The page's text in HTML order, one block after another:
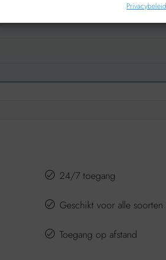
Privacybeleid
24/7 toegang
Geschikt voor alle
Toegang op afstand